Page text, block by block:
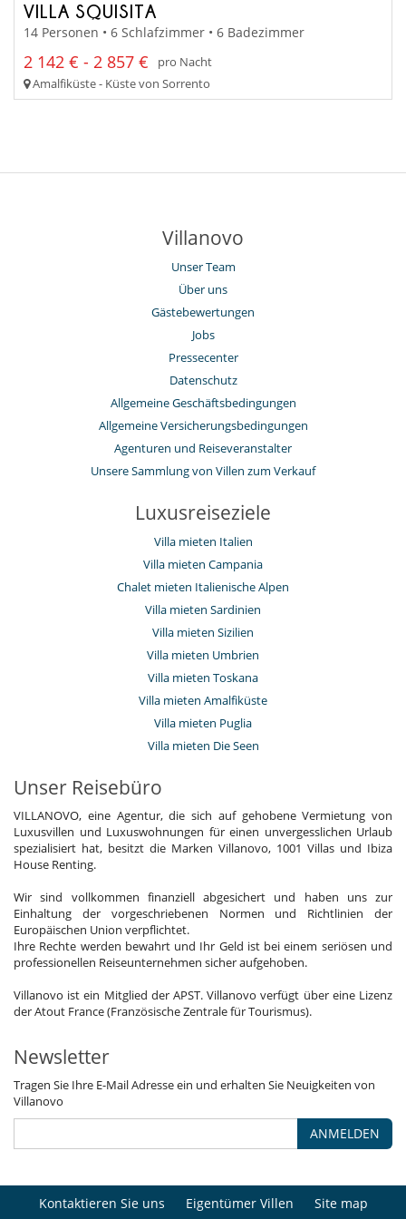
VILLA SQUISITA
14 Personen • 6 Schlafzimmer • 6 Badezimmer
2 142 € - 2 857 €
pro Nacht
Amalfiküste - Küste von Sorrento
Villanovo
Unser Team
Über uns
Gästebewertungen
Jobs
Pressecenter
Datenschutz
Allgemeine Geschäftsbedingungen
Allgemeine Versicherungsbedingungen
Agenturen und Reiseveranstalter
Unsere Sammlung von Villen zum Verkauf
Luxusreiseziele
Villa mieten Italien
Villa mieten Campania
Chalet mieten Italienische Alpen
Villa mieten Sardinien
Villa mieten Sizilien
Villa mieten Umbrien
Villa mieten Toskana
Villa mieten Amalfiküste
Villa mieten Puglia
Villa mieten Die Seen
Unser Reisebüro
VILLANOVO, eine Agentur, die sich auf gehobene Vermietung von
Luxusvillen und Luxuswohnungen für einen unvergesslichen Urlaub
spezialisiert hat, besitzt die Marken Villanovo, 1001 Villas und Ibiza
House Renting.
Wir sind vollkommen finanziell abgesichert und haben uns zur
Einhaltung der vorgeschriebenen Normen und Richtlinien der
Europäischen Union verpflichtet.
Ihre Rechte werden bewahrt und Ihr Geld ist bei einem seriösen und
professionellen Reiseunternehmen sicher aufgehoben.
Villanovo ist ein Mitglied der APST. Villanovo verfügt über eine Lizenz
der Atout France (Französische Zentrale für Tourismus).
Newsletter
Tragen Sie Ihre E-Mail Adresse ein und erhalten Sie Neuigkeiten von
Villanovo
ANMELDEN
Kontaktieren Sie uns Eigentümer Villen
Site map